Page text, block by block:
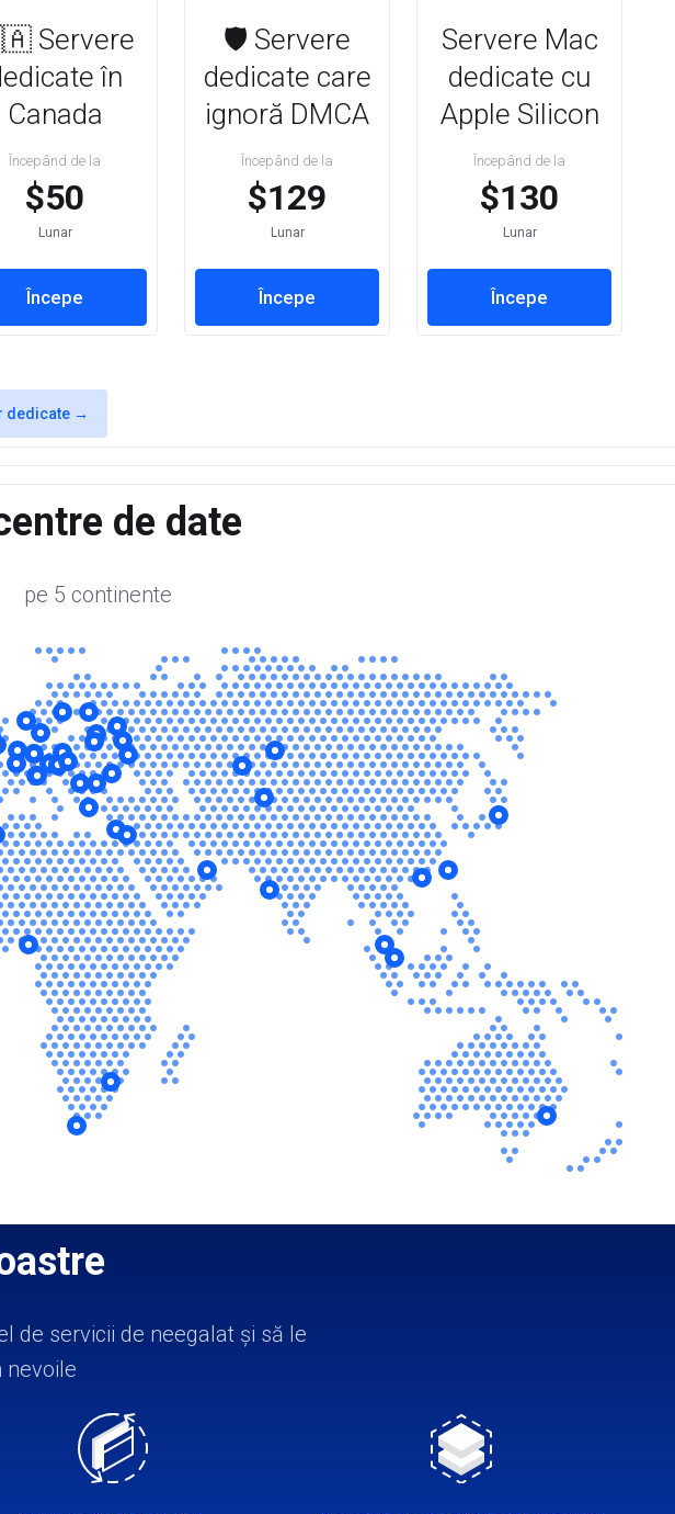
Servere
în
Canada
Începând de la
$50
Lunar
Începe
🛡️ Servere
dedicate care
ignoră DMCA
Începând de la
$129
Lunar
Începe
Servere Mac
dedicate cu
Apple Silicon
Începând de la
$130
Lunar
Începe
dedicate →
de date
5 continente
de servicii de neegalat și să le
nevoile